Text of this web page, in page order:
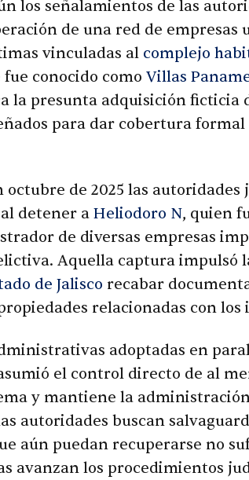
los señalamientos de las
de una red de empresas
vinculadas al complejo
conocido como Villas
la presunta adquisición ficticia
para dar cobertura formal
octubre de 2025 las
detener a Heliodoro N, quien
de diversas empresas
Aquella captura impulsó
de Jalisco recabar
relacionadas con los
adoptadas en
el control directo de al
y mantiene la
autoridades buscan
aún puedan recuperarse no
avanzan los procedimientos